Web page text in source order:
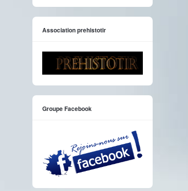
Association prehistotir
Groupe Facebook